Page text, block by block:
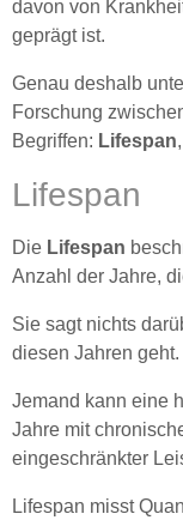
davon von
geprägt ist.
Genau deshalb
Forschung
Begriffen: Lifespan,
Lifespan
Die Lifespan
Anzahl der Jahre,
Sie sagt nichts
diesen Jahren geht.
Jemand kann eine
Jahre mit
eingeschränkter
Lifespan misst